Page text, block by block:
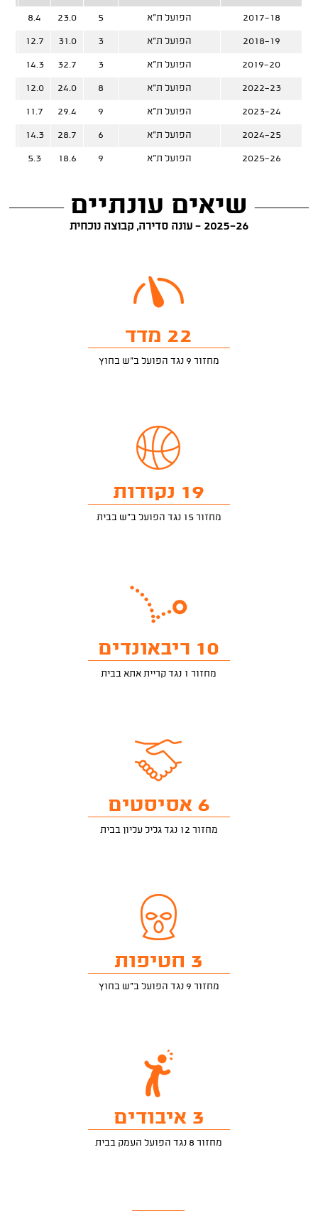
2017-18 הפועל ת"א 5
23.0
8.4
2018-19 הפועל ת"א 3
31.0
12.7
2019-20 הפועל ת"א 3
32.7
14.3
2022-23 הפועל ת"א 8
24.0
12.0
2023-24 הפועל ת"א 9
29.4
11.7
2024-25 הפועל ת"א 6
28.7
14.3
2025-26 הפועל ת"א 9
18.6
5.3
שיאים עונתיים
2025-26 - עונה סדירה, קבוצה נוכחית
22 מדד
מחזור 9 נגד הפועל ב"ש בחוץ
19 נקודות
מחזור 15 נגד הפועל ב"ש בבית
10 ריבאונדים
מחזור 1 נגד קריית אתא בבית
6 אסיסטים
מחזור 12 נגד גליל עליון בבית
3 חטיפות
מחזור 9 נגד הפועל ב"ש בחוץ
3 איבודים
מחזור 8 נגד הפועל העמק בבית